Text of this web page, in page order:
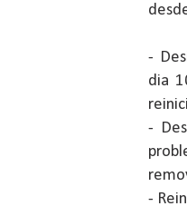
-
dia
-
-